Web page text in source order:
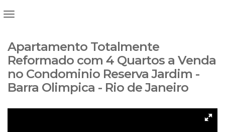
Apartamento Totalmente
Reformado com 4 Quartos a Venda
no Condominio Reserva Jardim -
Barra Olimpica - Rio de Janeiro